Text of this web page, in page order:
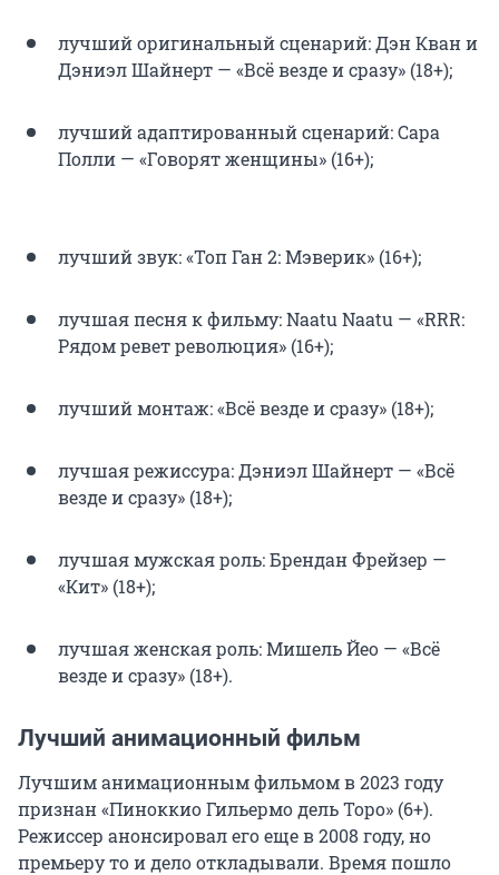
лучший оригинальный сценарий: Дэн Кван и
Дэниэл Шайнерт — «Всё везде и сразу» (18+);
лучший адаптированный сценарий: Сара
Полли — «Говорят женщины» (16+);
лучший звук: «Топ Ган 2: Мэверик» (16+);
лучшая песня к фильму: Naatu Naatu — «RRR:
Рядом ревет революция» (16+);
лучший монтаж: «Всё везде и сразу» (18+);
лучшая режиссура: Дэниэл Шайнерт — «Всё
везде и сразу» (18+);
лучшая мужская роль: Брендан Фрейзер —
«Кит» (18+);
лучшая женская роль: Мишель Йео — «Всё
везде и сразу» (18+).
Лучший анимационный фильм
Лучшим анимационным фильмом в 2023 году
признан «Пиноккио Гильермо дель Торо» (6+).
Режиссер анонсировал его еще в 2008 году, но
премьеру то и дело откладывали. Время пошло